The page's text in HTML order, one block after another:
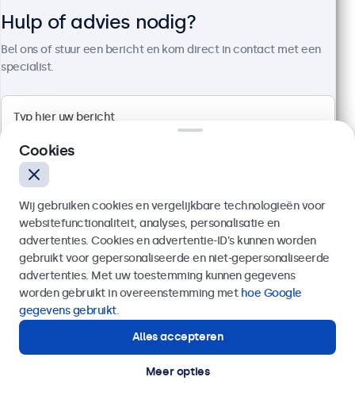
24 Inch Monitor Metaal
Artikelnummer:
1920 x 1080 resolutie (Full HD)
Aansluitingen: HDMI, VGA, BNC, RCA
Montage: desktop, wand, inbouw
Buitenmaat: 560 x 337 x 41 mm
€ 499,00
€ 603,79 incl. btw
Bekijken
In winkelwagen
Hulp of advies nodig?
Bel ons of stuur een bericht en kom direct in contact met een
specialist.
Verzenden
Of bel ons op
Hulp of advies nodig?
Direct contact met een specialist.
Cookies
Wij gebruiken cookies en vergelijkbare technologieën voor
websitefunctionaliteit, analyses, personalisatie en
advertenties. Cookies en advertentie-ID’s kunnen worden
gebruikt voor gepersonaliseerde en niet-gepersonaliseerde
advertenties. Met uw toestemming kunnen gegevens
worden gebruikt in overeenstemming met hoe Google
gegevens gebruikt.
Alles accepteren
Meer opties